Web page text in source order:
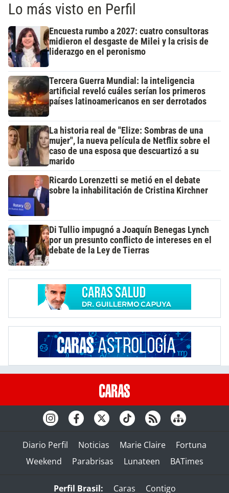
Lo más visto en Perfil
Encuesta rumbo a 2027: cuatro consultoras
midieron el desgaste de Milei y la crisis de
liderazgo en el peronismo
Tercera Guerra Mundial: la inteligencia
artificial reveló cuáles serían los primeros
países latinoamericanos en ser derrotados
La historia real de "Elize: Sombras de una
mujer", la nueva película de Netflix sobre el
caso de una esposa que descuartizó a su
marido
Ricardo Lorenzetti se metió en el debate
sobre la inhabilitación de Cristina Kirchner
Di Tullio impugnó a Joaquín Benegas Lynch
por un presunto conflicto de intereses en el
debate de la Ley de Tierras
Diario Perfil Noticias Marie Claire
Fortuna
Weekend
Parabrisas Lunateen BATimes
Perfil Brasil: Caras Contigo